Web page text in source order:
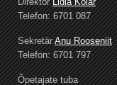
Telefon: 6701 087
SekretärAnu Rooseniit
Telefon: 6701 797
Õpetajate tuba